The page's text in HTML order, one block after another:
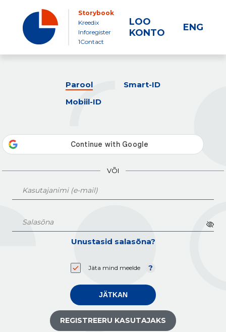
Storybook
Kreedix
Inforegister
1Contact
LOO
KONTO
ENG
Parool
Smart-ID
Mobiil-ID
VÕI
Unustasid salasõna?
Jäta mind meelde
JÄTKAN
REGISTREERU KASUTAJAKS